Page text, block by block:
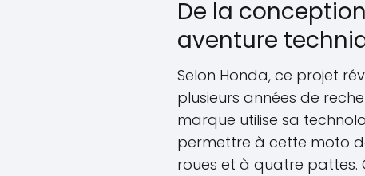
De la
aventure
Selon Honda, ce projet
plusieurs années de
marque utilise sa
permettre à cette moto
roues et à quatre